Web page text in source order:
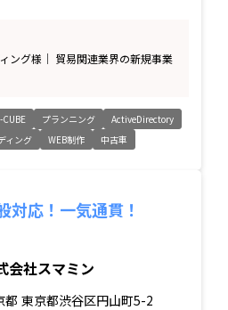
ング様｜ 貿易関連業界の新規事業
CUBE プランニング
ActiveDirectory
ィング WEB制作 中古車
対応！一気通貫！
会社スマミン
都 東京都渋谷区円山町5-2